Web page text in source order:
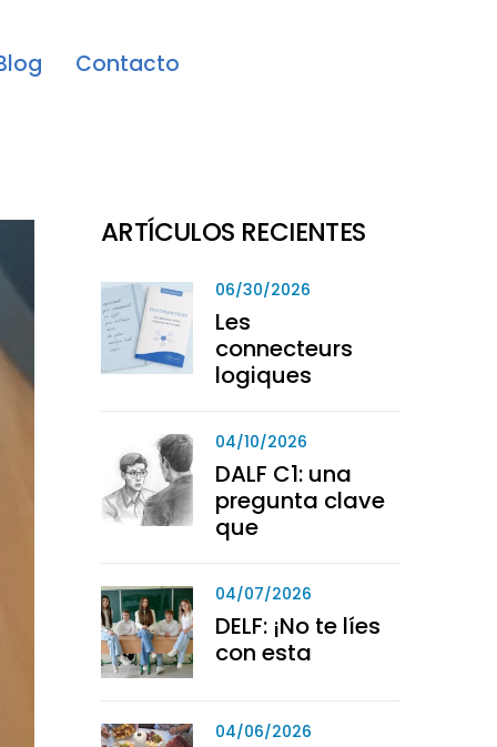
Contacto
ARTÍCULOS RECIENTES
06/30/2026
Les
connecteurs
logiques
04/10/2026
DALF C1: una
pregunta clave
que
04/07/2026
DELF: ¡No te líes
con esta
04/06/2026